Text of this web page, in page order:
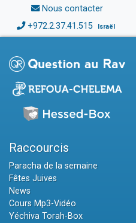
Nous contacter
+972.2.37.41.515 Israël
Raccourcis
Paracha de la semaine
Fêtes Juives
News
Cours Mp3-Vidéo
Yéchiva Torah-Box